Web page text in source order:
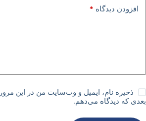
افزودن دیدگاه *
ذخیره نام، ایمیل و وب‌سایت من در این
بعدی که دیدگاه می‌دهم.